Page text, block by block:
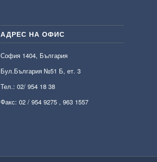
АДРЕС НА ОФИС
София 1404, България
Бул.България №51 Б, ет. 3
Тел.: 02/ 954 18 38
Факс: 02 / 954 9275 , 963 1557